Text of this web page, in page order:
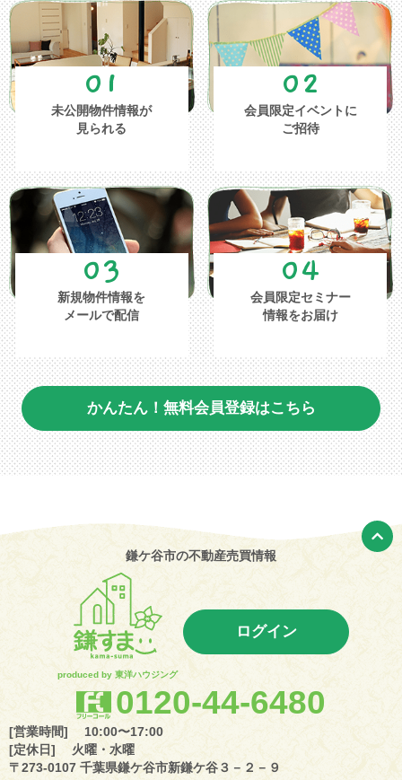
01
未公開物件情報が
見られる
02
会員限定イベントに
ご招待
03
新規物件情報を
メールで配信
04
会員限定セミナー
情報をお届け
かんたん！無料会員登録はこちら
鎌ケ谷市の不動産売買情報
produced by 東洋ハウジング
ログイン
0120-44-6480
[営業時間] 10:00〜17:00
[定休日] 火曜・水曜
〒273-0107 千葉県鎌ケ谷市新鎌ケ谷３－２－９